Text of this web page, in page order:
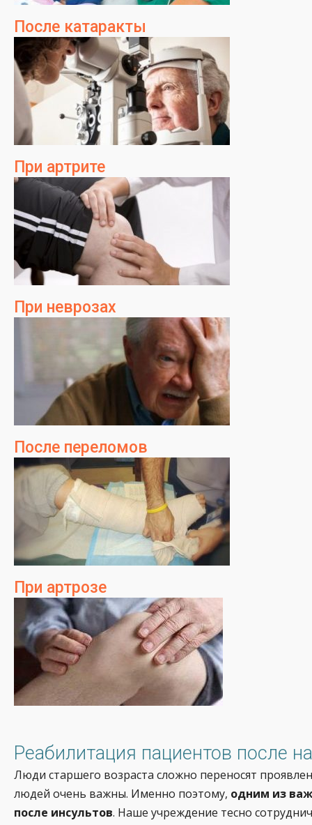
После катаракты
При артрите
При неврозах
После переломов
При артрозе
Реабилитация пациентов после
Люди старшего возраста сложно переносят
людей очень важны. Именно поэтому, одним из
после инсультов. Наше учреждение тесно